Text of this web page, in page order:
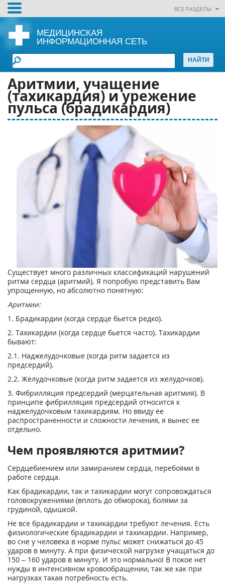
ВСЕ РАЗДЕЛЫ
МЕДИЦИНСКАЯ
ИНФОРМАЦИОННАЯ СЕТЬ
Аритмии, учащение
(тахикардия) и урежение
пульса (брадикардия)
Существует много различных классификаций нарушений
ритма сердца (аритмий). Я попробую представить Вам
упрощенную, но абсолютно понятную:
Аритмии:
1. Брадикардии (когда сердце бьется редко).
2. Тахикардии (когда сердце бьется часто). Тахикардии
бывают:
2.1. Наджелудочковые (когда ритм задается из
предсердий).
2.2. Желудочковые (когда ритм задается из желудочков).
3. Фибрилляция предсердий (мерцательная аритмия). В
принципе фибрилляция предсердий относится к
наджелудочковым тахикардиям. Но ввиду ее
распространенности и сложности лечения, я вынес ее
отдельно.
Чем проявляются аритмии?
Сердцебиением или замиранием сердца, перебоями в
работе сердца.
Как брадикардии, так и тахикардии могут сопровождаться
головокружениями (вплоть до обморока), болями за
грудиной, одышкой.
Не все брадикардии и тахикардии требуют лечения. Есть
физиологические брадикардии и тахикардии. Например,
во сне у человека в норме пульс может снижаться до 45
ударов в минуту. А при физической нагрузке учащаться до
150 – 160 ударов в минуту. И это нормально! В покое нет
нужды в интенсивном кровообращении, так же как при
нагрузках такая потребность есть.